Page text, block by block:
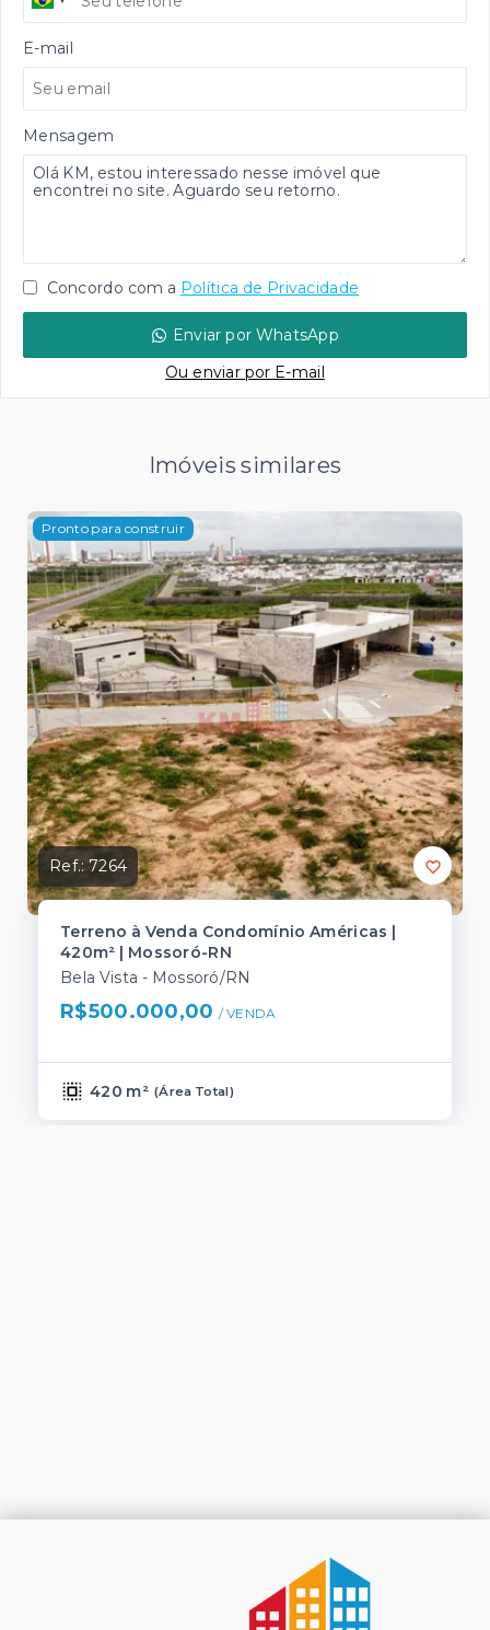
E-mail
Mensagem
Concordo com a Política de Privacidade
Enviar por WhatsApp
Ou enviar por E-mail
Imóveis similares
Pronto para construir
Ref.:7264
Terreno à Venda Condomínio Américas |
420m² | Mossoró-RN
Bela Vista - Mossoró/RN
R$500.000,00 / VENDA
420 m² (Área Total)